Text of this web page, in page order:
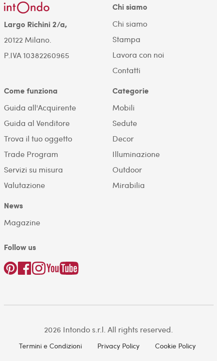
Largo Richini 2/a,
20122 Milano.
P.IVA 10382260965
Chi siamo
Chi siamo
Stampa
Lavora con noi
Contatti
Come funziona
Guida all'Acquirente
Guida al Venditore
Trova il tuo oggetto
Trade Program
Servizi su misura
Valutazione
Categorie
Mobili
Sedute
Decor
Illuminazione
Outdoor
Mirabilia
News
Magazine
Follow us
2026 Intondo s.r.l. All rights reserved.
Termini e Condizioni Privacy Policy Cookie Policy